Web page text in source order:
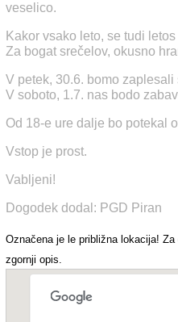
veselico.
Kakor vsako leto, se tudi
Za bogat srečelov, okusno
V petek, 30.6. bomo
V soboto, 1.7. nas bodo
Od 18-e ure dalje bo potekal
Vstop je prost.
Vabljeni!
Dogodek dodal: PGD Piran
Označena je le približna lokacija!
zgornji opis.